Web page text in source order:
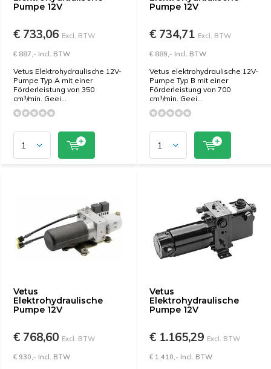
Pumpe 12V
€ 733,06 Excl. BTW
€ 887,- Incl. BTW
Vetus Elektrohydraulische 12V-
Pumpe Typ A mit einer
Förderleistung von 350
cm³/min. Geei...
Pumpe 12V
€ 734,71 Excl. BTW
€ 889,- Incl. BTW
Vetus elektrohydraulische 12V-
Pumpe Typ B mit einer
Förderleistung von 700
cm³/min. Geei...
Vetus
Elektrohydraulische
Pumpe 12V
€ 768,60 Excl. BTW
€ 930,- Incl. BTW
Vetus
Elektrohydraulische
Pumpe 12V
€ 1.165,29 Excl. BTW
€ 1.410,- Incl. BTW